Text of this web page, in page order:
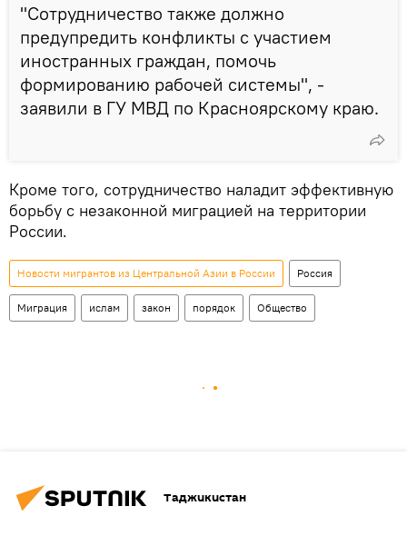
"Сотрудничество также должно
предупредить конфликты с участием
иностранных граждан, помочь
формированию рабочей системы", -
заявили в ГУ МВД по Красноярскому краю.
Кроме того, сотрудничество наладит эффективную
борьбу с незаконной миграцией на территории
России.
Новости мигрантов из Центральной Азии в России Россия
Миграция ислам закон порядок Общество
Таджикистан